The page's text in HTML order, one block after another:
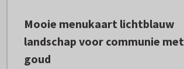
Mooie menukaart lichtblauw
landschap voor communie met
goud